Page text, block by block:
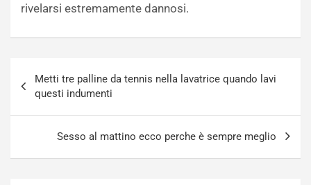
rivelarsi estremamente dannosi.
articoli
Metti tre palline da tennis nella lavatrice quando lavi
questi indumenti
Sesso al mattino ecco perche è sempre meglio